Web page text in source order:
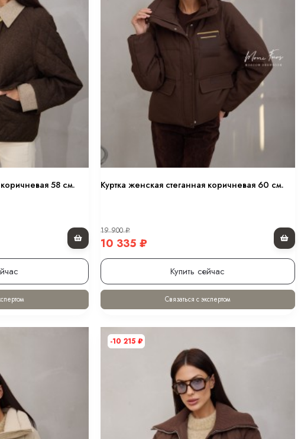
58 см. Куртка женская стеганная коричневая 60 см.
19 900₽
10 335 ₽
Купить сейчас
Связаться с экспертом
-10 215 ₽